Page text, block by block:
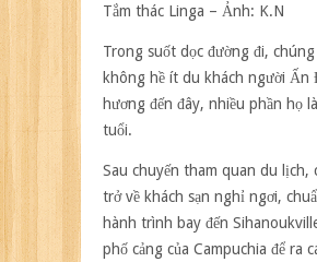
Tắm thác Linga – Ảnh: K.N
Trong suốt dọc đường đi,
không hề ít du khách người Ấn
hương đến đây, nhiều phần họ
tuổi.
Sau chuyến tham quan du lịch,
trở về khách sạn nghỉ ngơi,
hành trình bay đến
phố cảng của Campuchia để ra